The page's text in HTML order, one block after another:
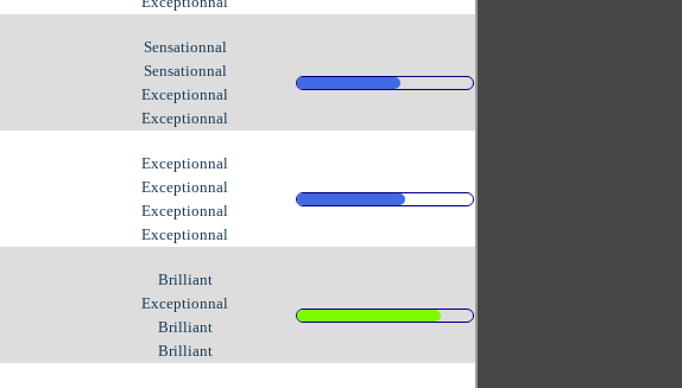
Sensationnal
Sensationnal
Exceptionnal
Exceptionnal
Exceptionnal
Exceptionnal
Exceptionnal
Exceptionnal
Brilliant
Exceptionnal
Brilliant
Brilliant